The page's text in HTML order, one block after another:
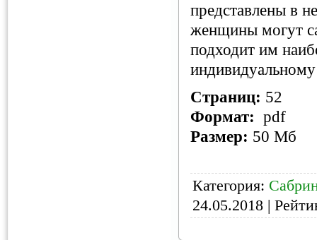
представлены в
женщины могут
подходит им
Страниц: 52
Формат: pdf
Размер: 50 Мб
Категория:
24.05.2018 |